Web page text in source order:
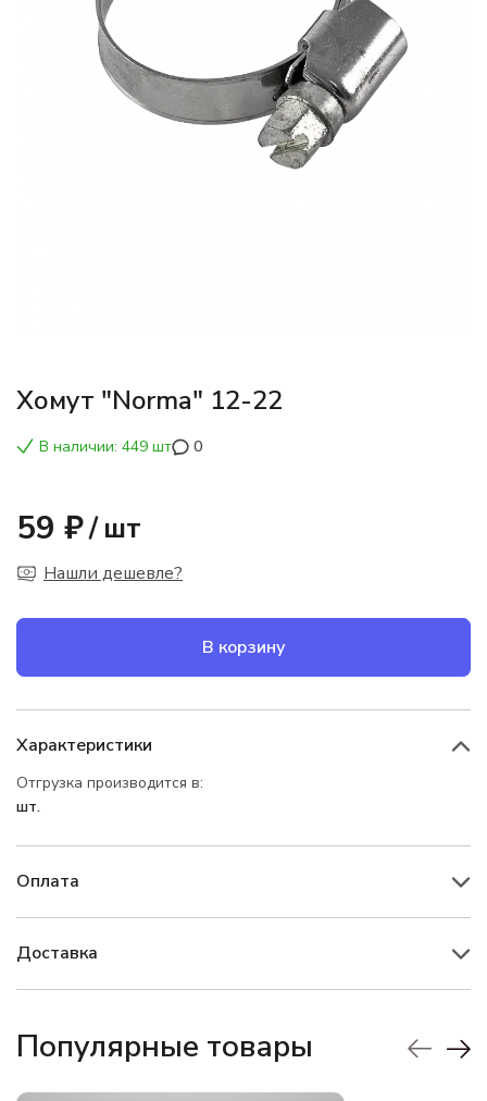
Хомут "Norma" 12-22
В наличии: 449 шт 0
59 ₽/ шт
Нашли дешевле?
В корзину
Характеристики
Отгрузка производится в:
шт.
Оплата
Доставка
Популярные товары